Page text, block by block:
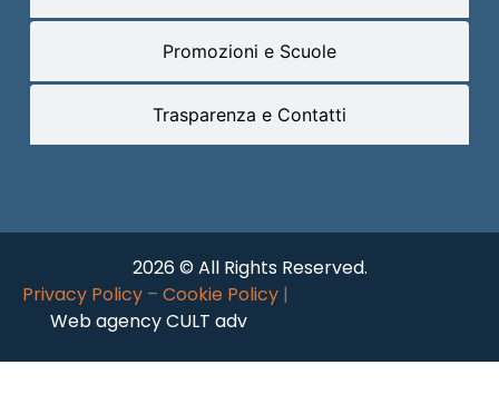
Promozioni e Scuole
Trasparenza e Contatti
2026 © All Rights Reserved.
Privacy Policy – Cookie Policy |
Web agency CULT adv